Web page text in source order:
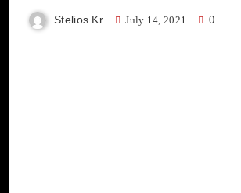
Stelios Kr July 14, 2021 0